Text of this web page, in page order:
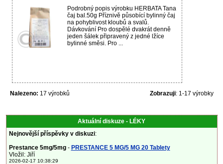
Podrobný popis výrobku HERBATA Tana
čaj bal.50g Příznivě působící bylinný čaj
na pohyblivost kloubů a svalů.
Dávkování Pro dospělé dvakrát denně
jeden šálek připravený z jedné lžíce
bylinné směsi. Pro ...
Nalezeno: 17 výrobků Zobrazuji: 1-17 výrobky
Aktuální diskuze - LÉKY
Nejnovější příspěvky v diskuzi:
Prestance 5mg/5mg- PRESTANCE 5 MG/5 MG 20 Tablety
Vložil: Jiří
2026-02-17 10:38:29